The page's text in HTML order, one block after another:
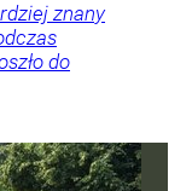
znany
do